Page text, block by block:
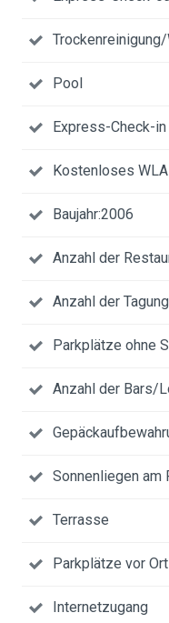
Pool
Express-Check-in
Kostenloses
Baujahr:2006
Anzahl der
Anzahl der
Parkplätze ohne
Anzahl der Bars/
Sonnenliegen am
Terrasse
Parkplätze vor Ort
Internetzugang